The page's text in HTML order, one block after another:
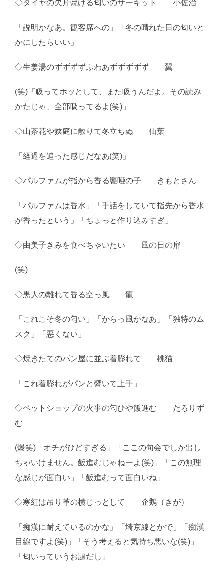
◇タイヤの欠片焼ける匂いのサーキット 小佐治
「説明かなあ。観客席への」「冬の晴れた日の匂いと
かにしたらいい」
◇生姜湯のずずずずふわあずずずずず 翼
(笑)「吸ってホッとして、また吸うんだよ。その読み
かたじゃ、全部吸ってるよ(笑)」
◇山茶花や狭庭に散りて冬立ちぬ 仙葉
「経過を追った感じだなあ(笑)」
◇パルファムが指から香る聾唖の子 きもとさん
「パルファムは香水」「手話をしていて指先から香水
が香ったという」「ちょっと作り込みすぎ」
◇由美子きみを食べちゃいたい 風の日の扉
(笑)
◇黒人の離れて香る空っ風 龍
「これこそ冬の匂い」「からっ風かなあ」「独特のム
スク」「悪くない」
◇焼きたてのパン屋に並ぶ着膨れて 桃猫
「これ着膨れがパンと響いて上手」
◇ペットショップの火事の匂ひや飯進む たろりず
む
(爆笑)「オチがひどすぎる」「ここの句会でしか出し
ちゃいけません。飯進むじゃねーよ(笑)」「この無理
な感じが面白い」「飯進むって面白いね」
◇寒紅は吊り革の横じっとして 企鵝（きが）
「痴漢に耐えているのかな」「埼京線とかで」「痴漢
目線ですよ(笑)」「そう考えると気持ち悪いな(笑)」
「匂いっていうお題だし」